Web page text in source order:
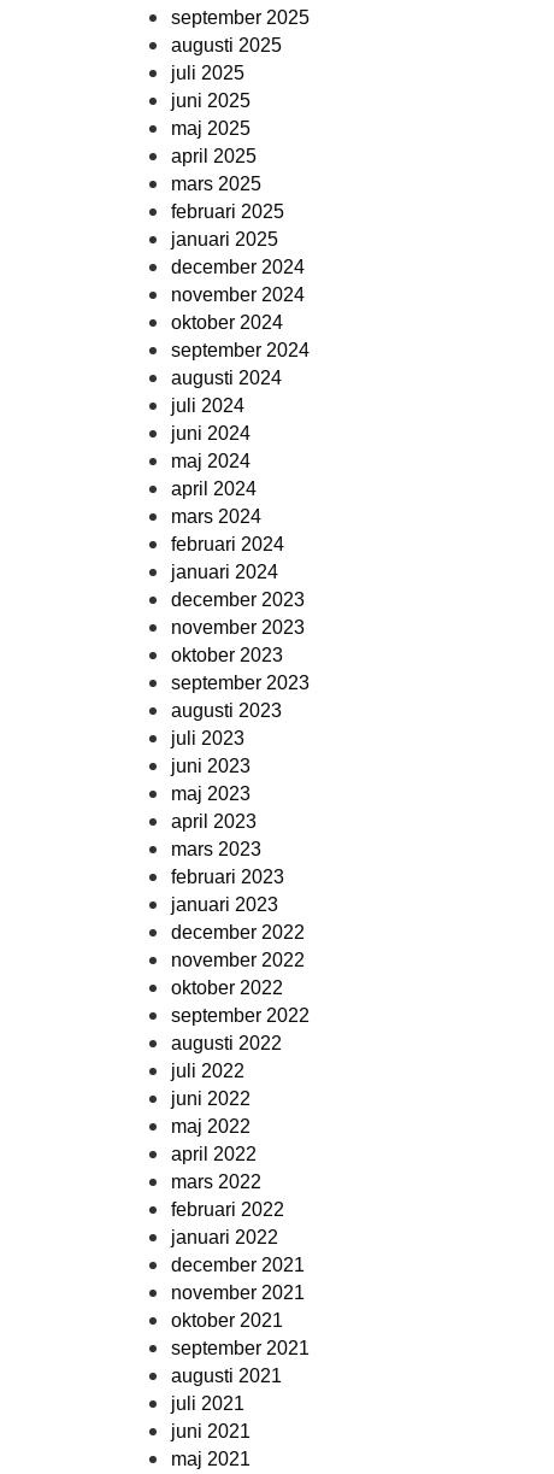
september 2025
augusti 2025
juli 2025
juni 2025
maj 2025
april 2025
mars 2025
februari 2025
januari 2025
december 2024
november 2024
oktober 2024
september 2024
augusti 2024
juli 2024
juni 2024
maj 2024
april 2024
mars 2024
februari 2024
januari 2024
december 2023
november 2023
oktober 2023
september 2023
augusti 2023
juli 2023
juni 2023
maj 2023
april 2023
mars 2023
februari 2023
januari 2023
december 2022
november 2022
oktober 2022
september 2022
augusti 2022
juli 2022
juni 2022
maj 2022
april 2022
mars 2022
februari 2022
januari 2022
december 2021
november 2021
oktober 2021
september 2021
augusti 2021
juli 2021
juni 2021
maj 2021